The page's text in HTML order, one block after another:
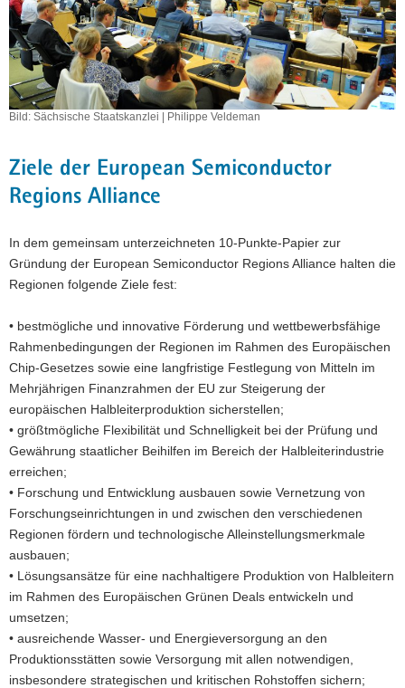
Bild: Sächsische Staatskanzlei | Philippe Veldeman
Ziele der European Semiconductor
Regions Alliance
In dem gemeinsam unterzeichneten 10-Punkte-Papier zur
Gründung der European Semiconductor Regions Alliance halten die
Regionen folgende Ziele fest:
• bestmögliche und innovative Förderung und wettbewerbsfähige
Rahmenbedingungen der Regionen im Rahmen des Europäischen
Chip-Gesetzes sowie eine langfristige Festlegung von Mitteln im
Mehrjährigen Finanzrahmen der EU zur Steigerung der
europäischen Halbleiterproduktion sicherstellen;
• größtmögliche Flexibilität und Schnelligkeit bei der Prüfung und
Gewährung staatlicher Beihilfen im Bereich der Halbleiterindustrie
erreichen;
• Forschung und Entwicklung ausbauen sowie Vernetzung von
Forschungseinrichtungen in und zwischen den verschiedenen
Regionen fördern und technologische Alleinstellungsmerkmale
ausbauen;
• Lösungsansätze für eine nachhaltigere Produktion von Halbleitern
im Rahmen des Europäischen Grünen Deals entwickeln und
umsetzen;
• ausreichende Wasser- und Energieversorgung an den
Produktionsstätten sowie Versorgung mit allen notwendigen,
insbesondere strategischen und kritischen Rohstoffen sichern;